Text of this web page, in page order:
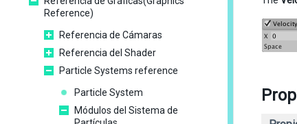
Reference)
Referencia de Cámaras
Referencia del Shader
Particle Systems reference
Particle System
Módulos del Sistema de